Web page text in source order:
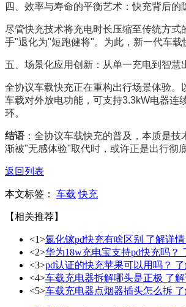
四、效率与寿命的平衡艺术：快充背后的
尽管快充技术将充电时长压缩至传统方
手"退化为"短跑健将"。为此，新一代车
五、场景化应用创新：从单一充电到智慧
全协议车载快充正在重构出行场景体验
车载对外放电功能，可支持3.3kW电器连
环。
结语：全协议车载快充的普及，本质是
渐被"无感体验"取代时，或许正是出行彻
返回列表
本文标签： 车载 快充
【相关推荐】
<1>氮化镓pd快充有啥区别 了解详
<2>华为18w充电宝支持pd快充吗？
<3>pd认证的快充苹果可以用吗？
<4>车载充电器拆解哪头是正极 了
<5>车载充电器点烟器插头怎么拆